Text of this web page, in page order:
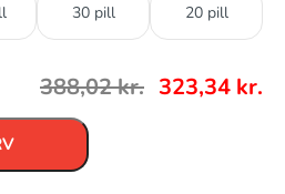
30 pill 20 pill
388,02kr. 323,34 kr.